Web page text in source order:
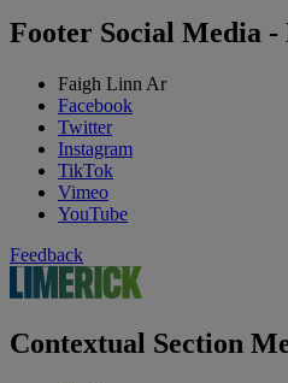
Footer Social Media -
Faigh Linn Ar
Facebook
Twitter
Instagram
TikTok
Vimeo
YouTube
Feedback
Contextual Section